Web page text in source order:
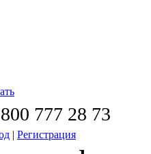
777 28 73
| Регистрация